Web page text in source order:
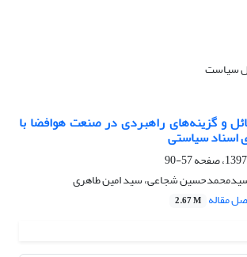
سیاست
و گزینه‌های راهبردی در صنعت هوافضا‌ با
اسناد سیاستی
57-90
سیدمحمدحسین شجاعی، سید امین طاهری
مقاله 2.67 M